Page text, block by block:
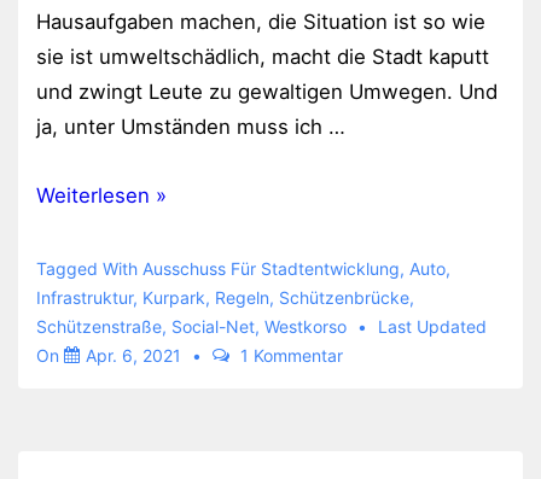
Hausaufgaben machen, die Situation ist so wie
sie ist umweltschädlich, macht die Stadt kaputt
und zwingt Leute zu gewaltigen Umwegen. Und
ja, unter Umständen muss ich …
Öffnung
Schützenbrücke
bzw.
nicht
Weiterlesen »
Tagged With Ausschuss Für Stadtentwicklung, Auto,
Infrastruktur, Kurpark, Regeln, Schützenbrücke,
Schützenstraße, Social-Net, Westkorso
Last Updated
On
Apr. 6, 2021 1 Kommentar